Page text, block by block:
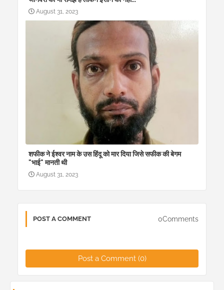
August 31, 2023
शफीक ने ईश्वर नाम के उस हिंदू को मार दिया जिसे सफीक की बेगम
"भाई" मानती थी
August 31, 2023
POST A COMMENT 0Comments
Post a Comment (0)